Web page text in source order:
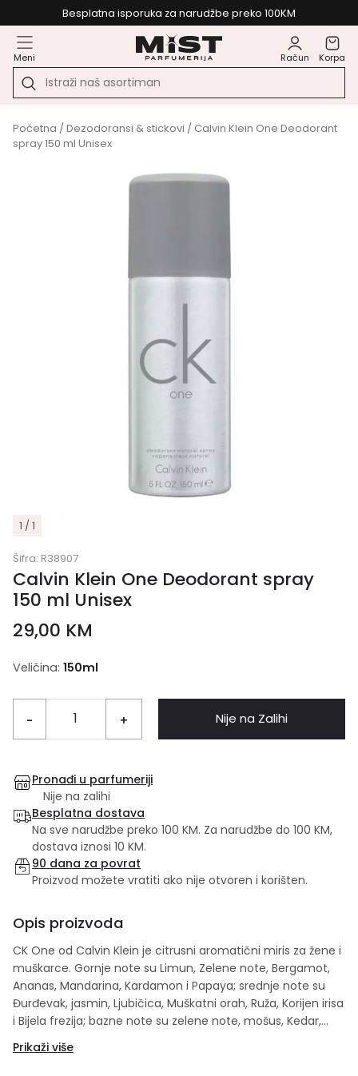
Besplatna isporuka za narudžbe preko 100KM
Meni Račun Korpa
Početna /Dezodoransi & stickovi / Calvin Klein One Deodorant
spray 150 ml Unisex
1 / 1
Šifra: R38907
Calvin Klein One Deodorant spray
150 ml Unisex
29,00 KM
Veličina: 150ml
- + Nije na Zalihi
Pronađi u parfumeriji
Nije na zalihi
Besplatna dostava
Na sve narudžbe preko 100 KM. Za narudžbe do 100 KM,
dostava iznosi 10 KM.
90 dana za povrat
Proizvod možete vratiti ako nije otvoren i korišten.
Opis proizvoda
CK One od Calvin Klein je citrusni aromatični miris za žene i
muškarce. Gornje note su Limun, Zelene note, Bergamot,
Ananas, Mandarina, Kardamon i Papaya; srednje note su
Đurđevak, jasmin, Ljubičica, Muškatni orah, Ruža, Korijen irisa
i Bijela frezija; bazne note su zelene note, mošus, Kedar,
Prikaži više